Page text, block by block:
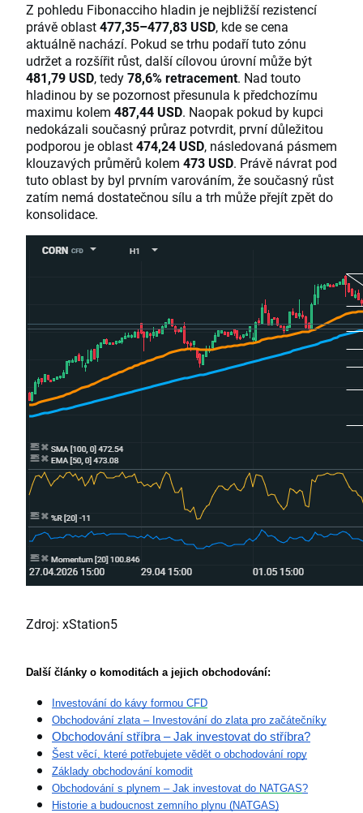
Z pohledu Fibonacciho hladin je nejbližší rezistencí
právě oblast477,35–477,83 USD, kde se cena
aktuálně nachází. Pokud se trhu podaří tuto zónu
udržet a rozšířit růst, další cílovou úrovní může být
481,79 USD, tedy78,6% retracement. Nad touto
hladinou by se pozornost přesunula k předchozímu
maximu kolem 487,44 USD. Naopak pokud by kupci
nedokázali současný průraz potvrdit, první důležitou
podporou je oblast474,24 USD, následovaná pásmem
klouzavých průměrů kolem 473 USD. Právě návrat pod
tuto oblast by byl prvním varováním, že současný růst
zatím nemá dostatečnou sílu a trh může přejít zpět do
konsolidace.
Zdroj: xStation5
Další články o komoditách a jejich obchodování:
Investování do kávy formou CFD
Obchodování zlata – Investování do zlata pro začátečníky
Obchodování stříbra – Jak investovat do stříbra?
Šest věcí, které potřebujete vědět o obchodování ropy
Základy obchodování komodit
Obchodování s plynem – Jak investovat do NATGAS?
Historie a budoucnost zemního plynu (NATGAS)